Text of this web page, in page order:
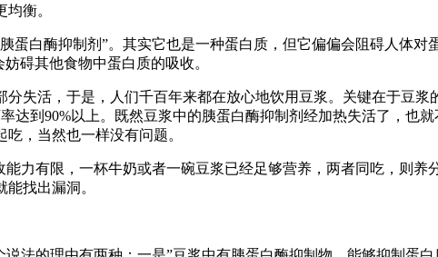
衡。
白酶抑制剂”。其实它也是一种蛋白质，但它偏偏会阻碍人体对
碍其他食物中蛋白质的吸收。
活，于是，人们千百年来都在放心地饮用豆浆。关键在于豆浆
达到90%以上。既然豆浆中的胰蛋白酶抑制剂经加热失活了，也就
，当然也一样没有问题。
有限，一杯牛奶或者一碗豆浆已经足够营养，两者同吃，则养
找出漏洞。